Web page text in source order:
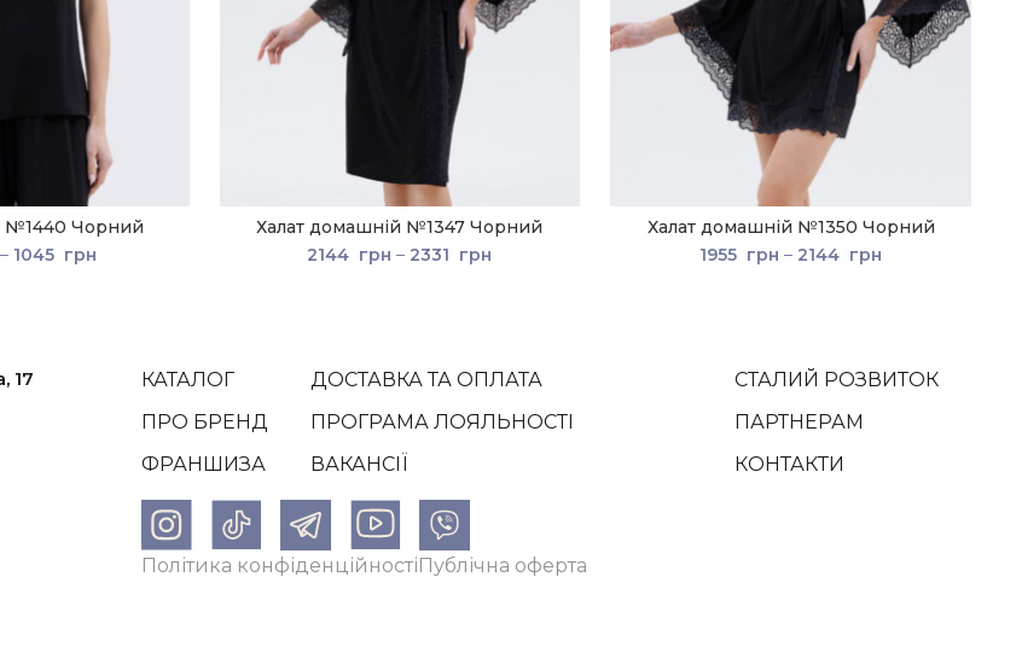
№1440 Чорний
– 1045 грн
Халат домашній №1347 Чорний
2144 грн – 2331 грн
Халат домашній №1350 Чорний
1955 грн – 2144 грн
17
КАТАЛОГ
ПРО БРЕНД
ФРАНШИЗА
ДОСТАВКА ТА ОПЛАТА
ПРОГРАМА ЛОЯЛЬНОСТІ
ВАКАНСІЇ
СТАЛИЙ РОЗВИТОК
ПАРТНЕРАМ
КОНТАКТИ
Політика конфіденційностіПублічна оферта